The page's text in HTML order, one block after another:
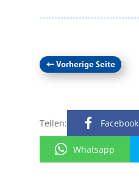
←Vorherige Seite
Teilen: Facebook
Whatsapp